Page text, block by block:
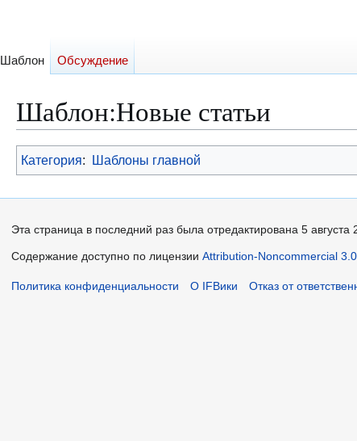
Шаблон:Новые статьи
Перейти
к
навигации
Перейти
к
поиску
Категория: Шаблоны главной
Шаблон Обсуждение
Эта страница в последний раз была отредактирована 5 августа
Содержание доступно по лицензииAttribution-Noncommercial
Политика конфиденциальности О IFВики Отказ от